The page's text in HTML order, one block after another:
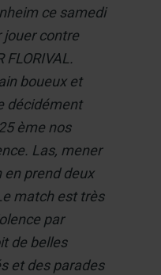
ce samedi
jouer contre
FLORIVAL.
boueux et
décidément
ème nos
Las, mener
en prend deux
match est très
par
de belles
et des parades